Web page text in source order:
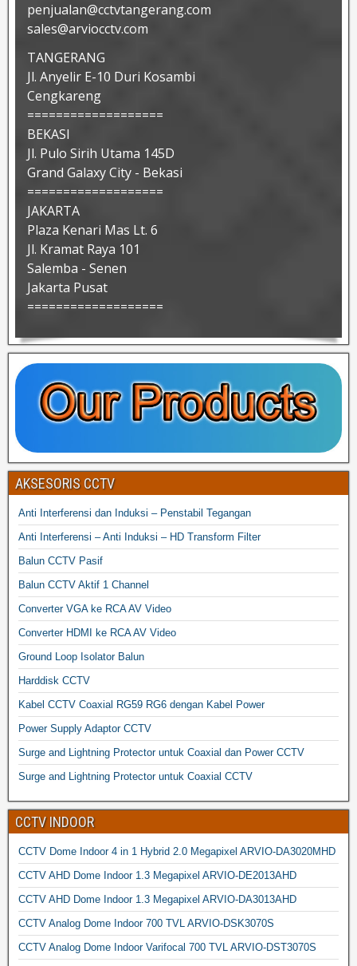
penjualan@cctvtangerang.com
sales@arviocctv.com
TANGERANG
Jl. Anyelir E-10 Duri Kosambi
Cengkareng
===================
BEKASI
Jl. Pulo Sirih Utama 145D
Grand Galaxy City - Bekasi
===================
JAKARTA
Plaza Kenari Mas Lt. 6
Jl. Kramat Raya 101
Salemba - Senen
Jakarta Pusat
===================
AKSESORIS CCTV
Anti Interferensi dan Induksi – Penstabil Tegangan
Anti Interferensi – Anti Induksi – HD Transform Filter
Balun CCTV Pasif
Balun CCTV Aktif 1 Channel
Converter VGA ke RCA AV Video
Converter HDMI ke RCA AV Video
Ground Loop Isolator Balun
Harddisk CCTV
Kabel CCTV Coaxial RG59 RG6 dengan Kabel Power
Power Supply Adaptor CCTV
Surge and Lightning Protector untuk Coaxial dan Power CCTV
Surge and Lightning Protector untuk Coaxial CCTV
CCTV INDOOR
CCTV Dome Indoor 4 in 1 Hybrid 2.0 Megapixel ARVIO-DA3020MHD
CCTV AHD Dome Indoor 1.3 Megapixel ARVIO-DE2013AHD
CCTV AHD Dome Indoor 1.3 Megapixel ARVIO-DA3013AHD
CCTV Analog Dome Indoor 700 TVL ARVIO-DSK3070S
CCTV Analog Dome Indoor Varifocal 700 TVL ARVIO-DST3070S